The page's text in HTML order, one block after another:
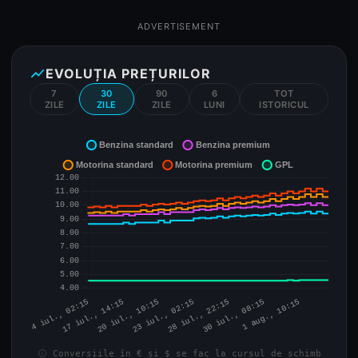
ADVERTISEMENT
show_chartEVOLUȚIA PREȚURILOR
7
ZILE
30
ZILE
90
ZILE
6
LUNI
TOT
ISTORICUL
info Conversiile în € și $ se fac la cursul de schimb